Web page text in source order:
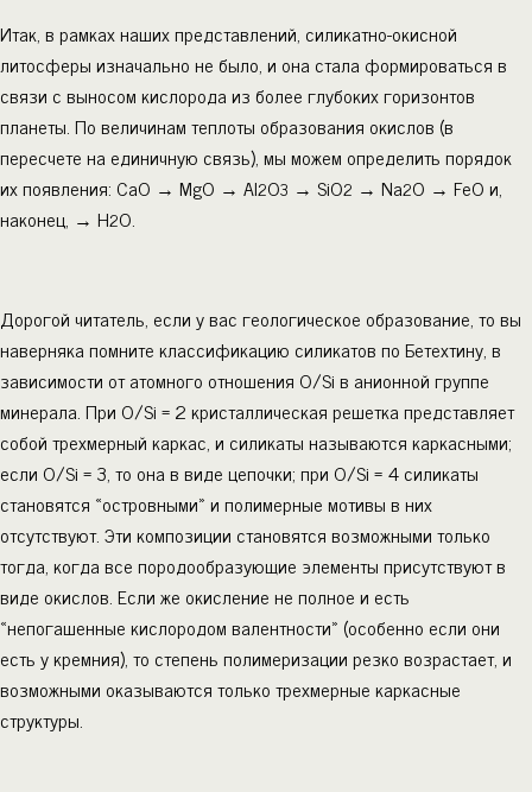
Итак, в рамках наших представлений, силикатно-окисной
литосферы изначально не было, и она стала формироваться в
связи с выносом кислорода из более глубоких горизонтов
планеты. По величинам теплоты образования окислов (в
пересчете на единичную связь), мы можем определить порядок
их появления: CaO → MgO → Al2O3 → SiO2 → Na2O → FeO и,
наконец, → H2O.
Дорогой читатель, если у вас геологическое образование, то вы
наверняка помните классификацию силикатов по Бетехтину, в
зависимости от атомного отношения O/Si в анионной группе
минерала. При O/Si = 2 кристаллическая решетка представляет
собой трехмерный каркас, и силикаты называются каркасными;
если O/Si = 3, то она в виде цепочки; при O/Si = 4 силикаты
становятся «островными» и полимерные мотивы в них
отсутствуют. Эти композиции становятся возможными только
тогда, когда все породообразующие элементы присутствуют в
виде окислов. Если же окисление не полное и есть
«непогашенные кислородом валентности» (особенно если они
есть у кремния), то степень полимеризации резко возрастает, и
возможными оказываются только трехмерные каркасные
структуры.